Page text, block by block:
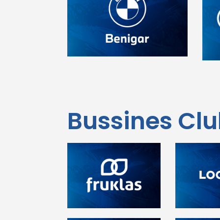
Bussines